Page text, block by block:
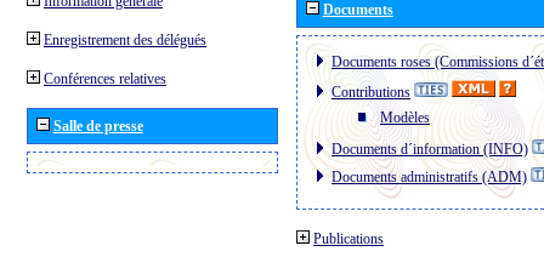
Enregistrement des délégués
Conférences relatives
Salle de presse
Documents
Documents roses (Commissions
Contributions
Modèles
Documents d´information (INFO)
Documents administratifs (ADM)
Publications